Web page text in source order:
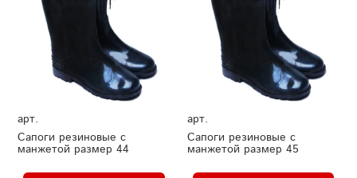
арт.
Сапоги резиновые с
манжетой размер 44
арт.
Сапоги резиновые с
манжетой размер 45